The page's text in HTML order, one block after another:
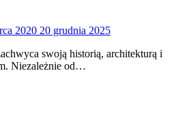
2020 20 grudnia 2025
swoją historią, architekturą i
Niezależnie od…